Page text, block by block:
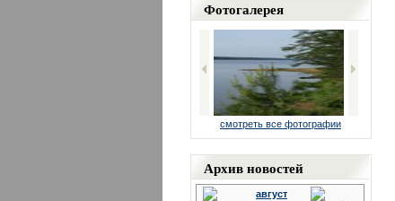
Фотогалерея
смотреть все фотографии
Архив новостей
август